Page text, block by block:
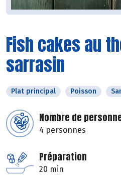
Fish cakes au
sarrasin
Plat principal Poisson
Nombre de
4 personnes
Préparation
20 min